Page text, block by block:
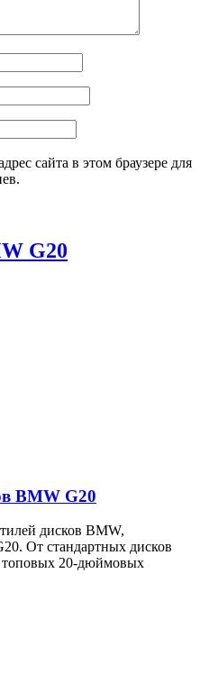
сайта в этом браузере для
G20
BMW G20
дисков BMW,
От стандартных дисков
топовых 20-дюймовых